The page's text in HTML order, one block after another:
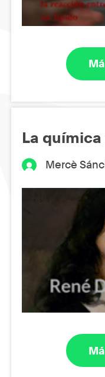
La
Mercè